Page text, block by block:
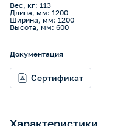
Вес, кг: 113
Длина, мм: 1200
Ширина, мм: 1200
Высота, мм: 600
Документация
Сертификат